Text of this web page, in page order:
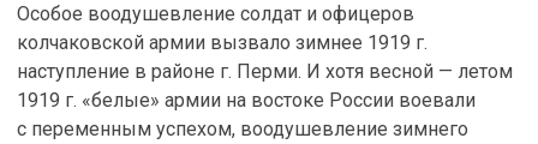
Особое воодушевление солдат и офицеров
колчаковской армии вызвало зимнее 1919 г.
наступление в районе г. Перми. И хотя весной — летом
1919 г. «белые» армии на востоке России воевали
с переменным успехом, воодушевление зимнего